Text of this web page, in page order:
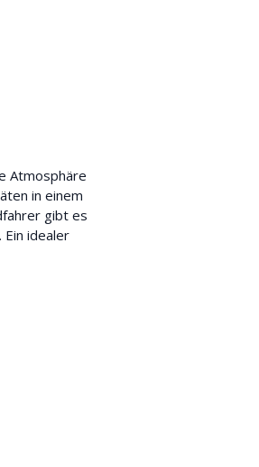
Atmosphäre
in einem
gibt es
idealer